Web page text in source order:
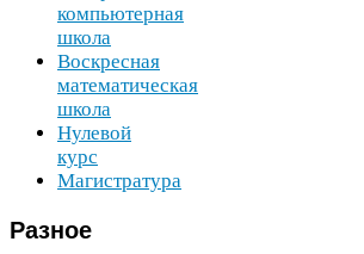
компьютерная
школа
Воскресная
математическая
школа
Нулевой
курс
Магистратура
Разное